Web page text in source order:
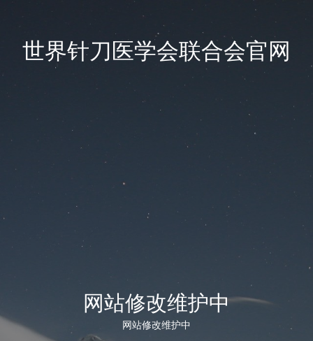
世界针刀医学会联合会官网
网站修改维护中
网站修改维护中